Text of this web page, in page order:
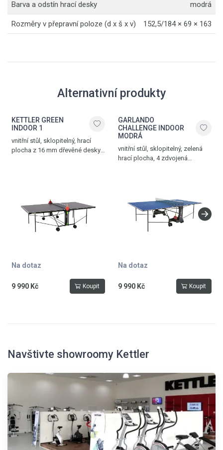
Barva a odstín hrací desky modrá
Rozměry v přepravní poloze (d x š x v) 152,5/184 × 69 × 163
Alternativní produkty
KETTLER GREEN
INDOOR 1
vnitřní stůl, sklopitelný, hrací
plocha z 16 mm dřevěné desky,
Na dotaz
9 990 Kč Koupit
GARLANDO
CHALLENGE INDOOR
MODRÁ
vnitřní stůl, sklopitelný, zelená
hrací plocha, 4 zdvojená
bezpečný mechanismus
sklopení stolu, hmotnost 69 kg,
modrá – černá
Na dotaz
9 990 Kč Koupit
Navštivte showroomy Kettler